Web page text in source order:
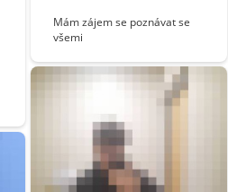
Mám zájem se poznávat se
všemi